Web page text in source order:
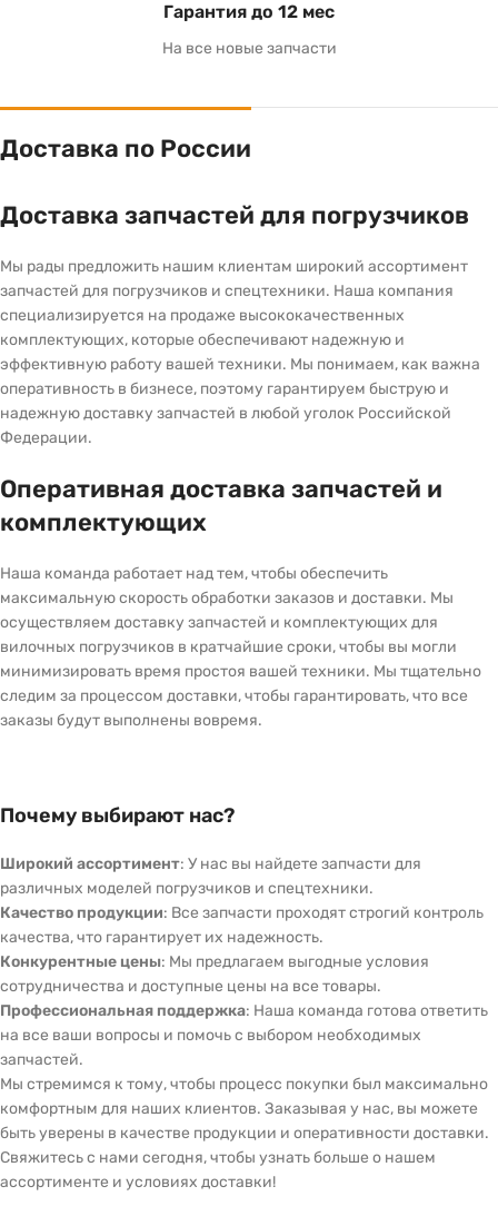
Гарантия до 12 мес
На все новые запчасти
Доставка по России
Доставка запчастей для погрузчиков
Мы рады предложить нашим клиентам широкий ассортимент
запчастей для погрузчиков и спецтехники. Наша компания
специализируется на продаже высококачественных
комплектующих, которые обеспечивают надежную и
эффективную работу вашей техники. Мы понимаем, как важна
оперативность в бизнесе, поэтому гарантируем быструю и
надежную доставку запчастей в любой уголок Российской
Федерации.
Оперативная доставка запчастей и
комплектующих
Наша команда работает над тем, чтобы обеспечить
максимальную скорость обработки заказов и доставки. Мы
осуществляем доставку запчастей и комплектующих для
вилочных погрузчиков в кратчайшие сроки, чтобы вы могли
минимизировать время простоя вашей техники. Мы тщательно
следим за процессом доставки, чтобы гарантировать, что все
заказы будут выполнены вовремя.
Почему выбирают нас?
Широкий ассортимент: У нас вы найдете запчасти для
различных моделей погрузчиков и спецтехники.
Качество продукции: Все запчасти проходят строгий контроль
качества, что гарантирует их надежность.
Конкурентные цены: Мы предлагаем выгодные условия
сотрудничества и доступные цены на все товары.
Профессиональная поддержка: Наша команда готова ответить
на все ваши вопросы и помочь с выбором необходимых
запчастей.
Мы стремимся к тому, чтобы процесс покупки был максимально
комфортным для наших клиентов. Заказывая у нас, вы можете
быть уверены в качестве продукции и оперативности доставки.
Свяжитесь с нами сегодня, чтобы узнать больше о нашем
ассортименте и условиях доставки!